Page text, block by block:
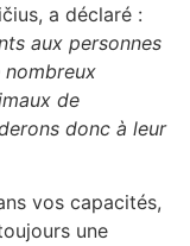
a déclaré :
aux personnes
de
donc à leur
vos capacités,
une